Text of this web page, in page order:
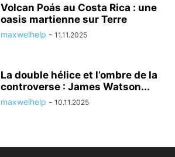
Volcan Poás au Costa Rica : une
oasis martienne sur Terre
maxwelhelp - 11.11.2025
La double hélice et l’ombre de la
controverse : James Watson...
maxwelhelp - 10.11.2025